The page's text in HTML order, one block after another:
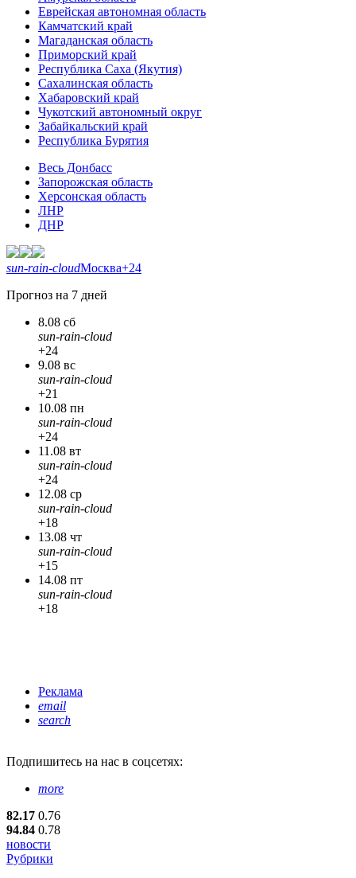
Еврейская автономная область
Камчатский край
Магаданская область
Приморский край
Республика Саха (Якутия)
Сахалинская область
Хабаровский край
Чукотский автономный округ
Забайкальский край
Республика Бурятия
Весь Донбасс
Запорожская область
Херсонская область
ЛНР
ДНР
sun-rain-cloudМосква+24
Прогноз на 7 дней
8.08 сб
sun-rain-cloud
+24
9.08 вс
sun-rain-cloud
+21
10.08 пн
sun-rain-cloud
+24
11.08 вт
sun-rain-cloud
+24
12.08 ср
sun-rain-cloud
+18
13.08 чт
sun-rain-cloud
+15
14.08 пт
sun-rain-cloud
+18
Реклама
email
search
Подпишитесь на нас в соцсетях:
more
82.17 0.76
94.84 0.78
новости
Рубрики